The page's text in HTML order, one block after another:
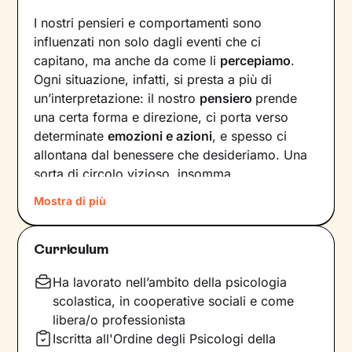
I nostri pensieri e comportamenti sono
influenzati non solo dagli eventi che ci
capitano, ma anche da come li percepiamo.
Ogni situazione, infatti, si presta a più di
un’interpretazione: il nostro pensiero prende
una certa forma e direzione, ci porta verso
determinateemozioni e azioni, e spesso ci
allontana dal benessere che desideriamo. Una
sorta di circolo vizioso, insomma.
Si può interrompere questo circuito,
innescando uncambiamento che porti a una
maggiore serenità
comportamenti che lo generano.
Il mio compito sarà quello di accompagnarti in
questo processo, aiutandoti prima di tutto a
Mostra di più
Curriculum
Ha lavorato nell’ambito della psicologia
scolastica, in cooperative sociali e come
libera/o professionista
Iscritta all'Ordine degli Psicologi della